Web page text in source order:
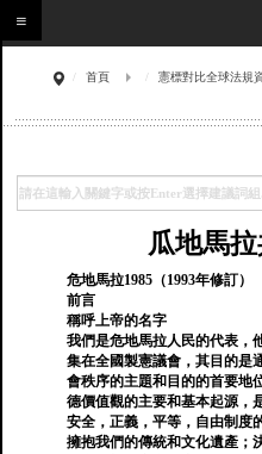
首頁 憲標對比全球法規
瓜地馬
危地馬拉1985（1993年修訂）
前言
稱呼上帝的名字
我們是危地馬拉人民的代表，
集在全國製憲議會，其目的是
會秩序的主題和目的的首要地
德價值觀的主要和基本起源，
安全，正義，平等，自由制度
擁抱我們的傳統和文化遺產；